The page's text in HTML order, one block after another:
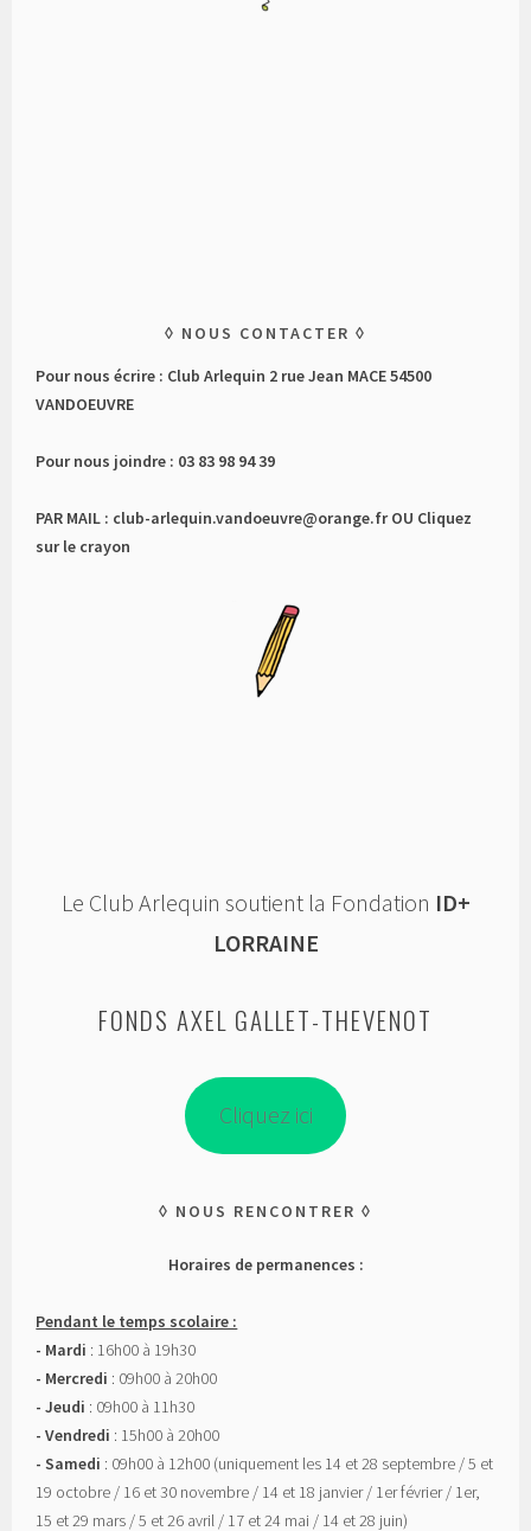
NOUS CONTACTER
Pour nous écrire : Club Arlequin 2 rue Jean MACE 54500
VANDOEUVRE
Pour nous joindre : 03 83 98 94 39
PAR MAIL : club-arlequin.vandoeuvre@orange.fr OU Cliquez
sur le crayon
Le Club Arlequin soutient la Fondation ID+
LORRAINE
FONDS AXEL GALLET-THEVENOT
Cliquez ici
NOUS RENCONTRER
Horaires de permanences :
Pendant le temps scolaire :
- Mardi : 16h00 à 19h30
- Mercredi : 09h00 à 20h00
- Jeudi : 09h00 à 11h30
- Vendredi : 15h00 à 20h00
- Samedi : 09h00 à 12h00 (uniquement les 14 et 28 septembre / 5 et
19 octobre / 16 et 30 novembre / 14 et 18 janvier / 1er février / 1er,
15 et 29 mars / 5 et 26 avril / 17 et 24 mai / 14 et 28 juin)